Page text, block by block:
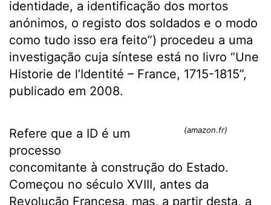
identidade, a identificação dos mortos
anónimos, o registo dos soldados e o modo
como tudo isso era feito”) procedeu a uma
investigação cuja síntese está no livro “Une
Historie de l’Identité – France, 1715-1815”,
publicado em 2008.
(amazon.fr)
Refere que a ID é um
processo
concomitante à construção do Estado.
Começou no século XVIII, antes da
Revolução Francesa, mas, a partir desta, a